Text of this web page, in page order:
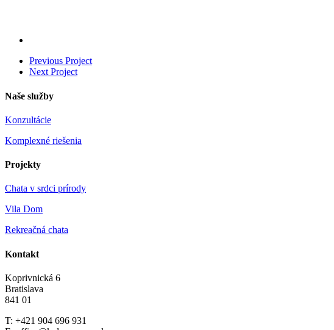
Previous Project
Next Project
Naše služby
Konzultácie
Komplexné riešenia
Projekty
Chata v srdci prírody
Vila Dom
Rekreačná chata
Kontakt
Koprivnická 6
Bratislava
841 01
T: +421 904 696 931